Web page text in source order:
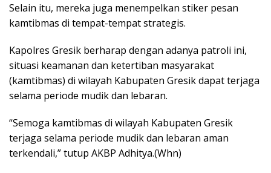
Selain itu, mereka juga menempelkan stiker pesan
kamtibmas di tempat-tempat strategis.
Kapolres Gresik berharap dengan adanya patroli ini,
situasi keamanan dan ketertiban masyarakat
(kamtibmas) di wilayah Kabupaten Gresik dapat terjaga
selama periode mudik dan lebaran.
“Semoga kamtibmas di wilayah Kabupaten Gresik
terjaga selama periode mudik dan lebaran aman
terkendali,” tutup AKBP Adhitya.(Whn)